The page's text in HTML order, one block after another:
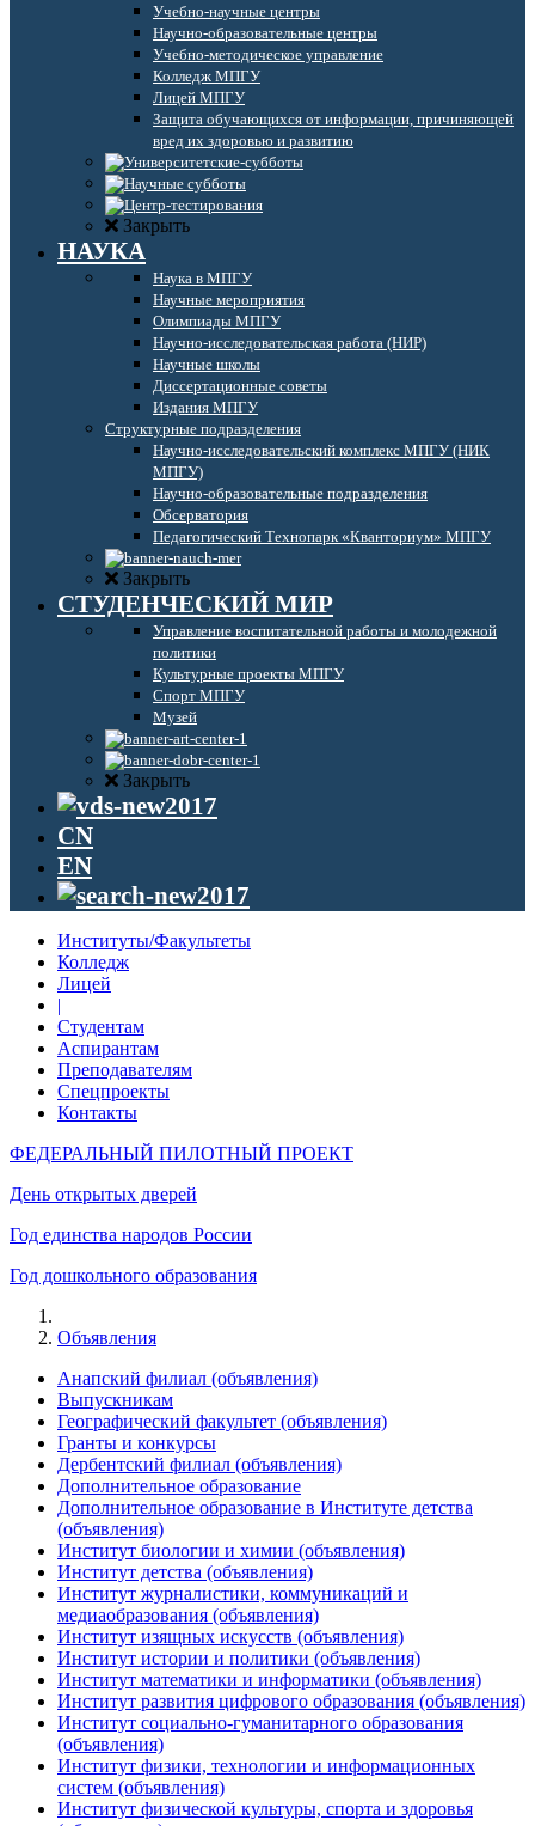
Учебно-научные центры
Научно-образовательные центры
Учебно-методическое управление
Колледж МПГУ
Лицей МПГУ
Защита обучающихся от информации, причиняющей
вред их здоровью и развитию
Закрыть
НАУКА
Наука в МПГУ
Научные мероприятия
Олимпиады МПГУ
Научно-исследовательская работа (НИР)
Научные школы
Диссертационные советы
Издания МПГУ
Структурные подразделения
Научно-исследовательский комплекс МПГУ (НИК
МПГУ)
Научно-образовательные подразделения
Обсерватория
Педагогический Технопарк «Кванториум» МПГУ
Закрыть
СТУДЕНЧЕСКИЙ МИР
Управление воспитательной работы и молодежной
политики
Культурные проекты МПГУ
Спорт МПГУ
Музей
Закрыть
CN
EN
Институты/Факультеты
Колледж
Лицей
|
Студентам
Аспирантам
Преподавателям
Спецпроекты
Контакты
ФЕДЕРАЛЬНЫЙ ПИЛОТНЫЙ ПРОЕКТ
День открытых дверей
Год единства народов России
Год дошкольного образования
Объявления
Анапский филиал (объявления)
Выпускникам
Географический факультет (объявления)
Гранты и конкурсы
Дербентский филиал (объявления)
Дополнительное образование
Дополнительное образование в Институте детства
(объявления)
Институт биологии и химии (объявления)
Институт детства (объявления)
Институт журналистики, коммуникаций и
медиаобразования (объявления)
Институт изящных искусств (объявления)
Институт истории и политики (объявления)
Институт математики и информатики (объявления)
Институт развития цифрового образования (объявления)
Институт социально-гуманитарного образования
(объявления)
Институт физики, технологии и информационных
систем (объявления)
Институт физической культуры, спорта и здоровья